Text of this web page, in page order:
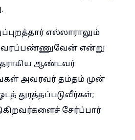
எல்லாராலும்
வரப்பண்ணுவேன் என்று
ஆண்டவர்
அவரவர் தம்தம் முன்
துரத்தப்படுவீர்கள்;
சேர்ப்பார்